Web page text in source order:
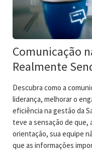
Comunicação
Realmente
Descubra como a
liderança, melhorar o
eficiência na gestão da
teve a sensação de que,
orientação, sua equipe
que as informações